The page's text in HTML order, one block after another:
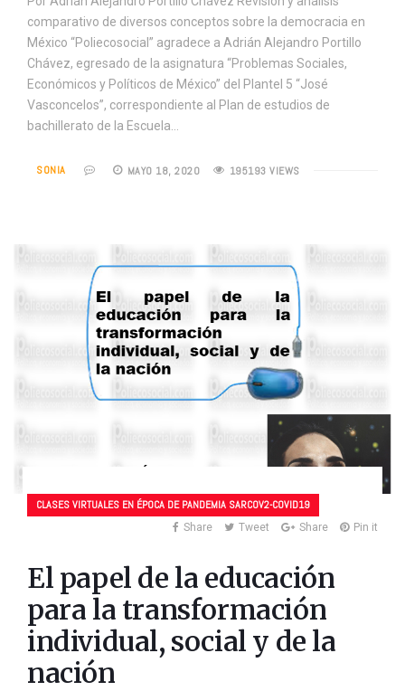
comparativo de diversos conceptos sobre la democracia en
México “Poliecosocial” agradece a Adrián Alejandro Portillo
Chávez, egresado de la asignatura “Problemas Sociales,
Económicos y Políticos de México” del Plantel 5 “José
Vasconcelos”, correspondiente al Plan de estudios de
bachillerato de la Escuela…
SONIA MAYO 18, 2020 195193 VIEWS
CLASES VIRTUALES EN ÉPOCA DE PANDEMIA SARCOV2-COVID19
Share Tweet Share Pin it
El papel de la educación
para la transformación
individual, social y de la
nación